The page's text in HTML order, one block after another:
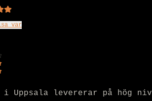
var
levererar på hög